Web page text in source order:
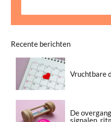
Recente berichten
Vruchtbare
De
signalen,